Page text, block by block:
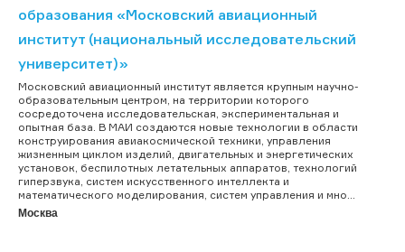
образования «Московский авиационный
институт (национальный исследовательский
университет)»
Московский авиационный институт является крупным научно-
образовательным центром, на территории которого
сосредоточена исследовательская, экспериментальная и
опытная база. В МАИ создаются новые технологии в области
конструирования авиакосмической техники, управления
жизненным циклом изделий, двигательных и энергетических
установок, беспилотных летательных аппаратов, технологий
гиперзвука, систем искусственного интеллекта и
математического моделирования, систем управления и мно...
Москва